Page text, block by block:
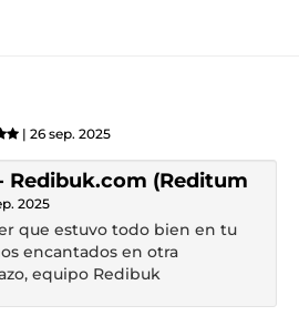
| 26 sep. 2025
Redibuk.com (Reditum
2025
que estuvo todo bien en tu
encantados en otra
equipo Redibuk